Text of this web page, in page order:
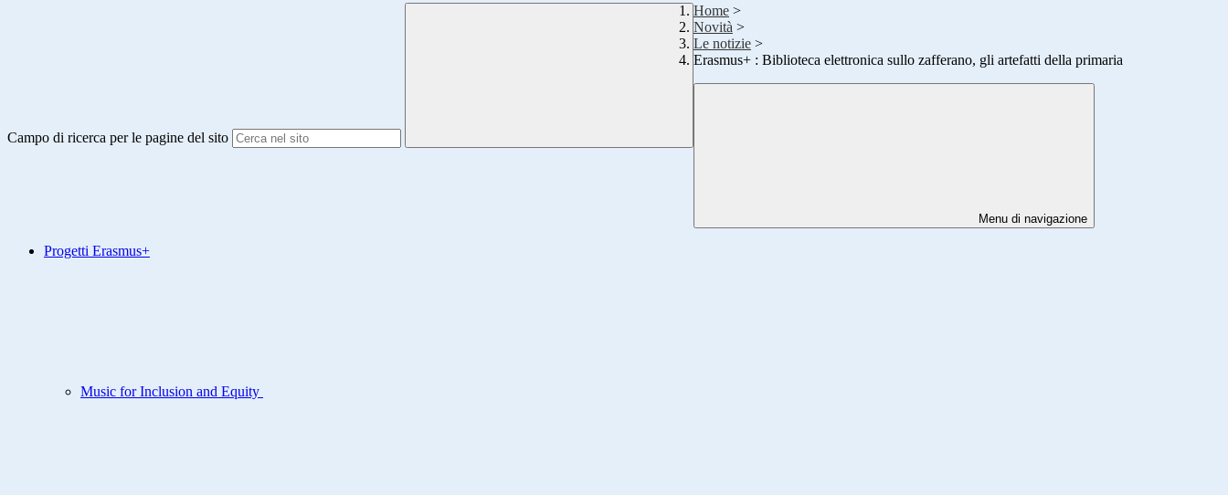
Campo di ricerca per le pagine del sito
Home >
Novità >
Le notizie >
Erasmus+ : Biblioteca elettronica sullo zafferano, gli artefatti della primaria
Menu di navigazione
Progetti Erasmus+
Music for Inclusion and Equity